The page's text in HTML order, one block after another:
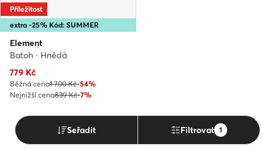
extra -25% Kód: SUMMER
Příležitost
Element
Batoh · Hnědá
Aktuální cena
779 Kč
Běžná cena1 700 Kč-54%
Nejnižší cena839 Kč-7%
Seřadit Filtrovat 1